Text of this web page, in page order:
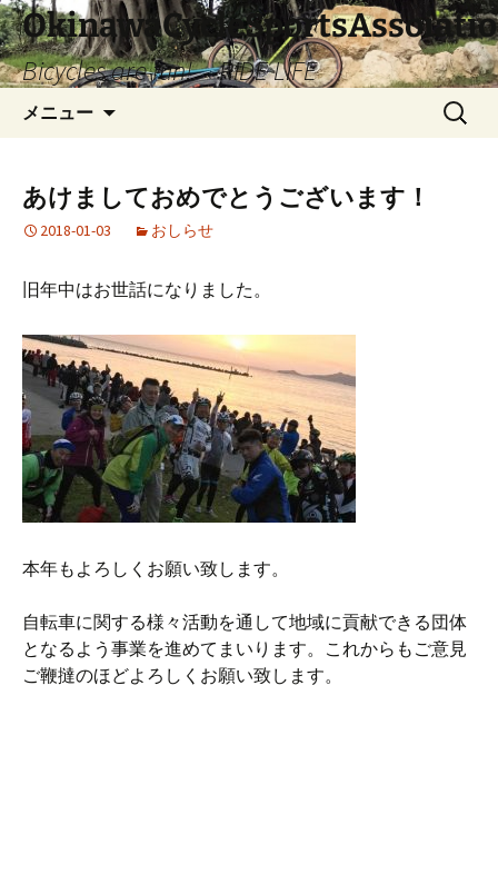
コ
ン
テ
ン
Bicycles are fun! RIDE LIFE
メニュー
検
索:
あけましておめでとうございます！
2018-01-03 おしらせ
旧年中はお世話になりました。
本年もよろしくお願い致します。
自転車に関する様々活動を通して地域に貢献できる団体
となるよう事業を進めてまいります。これからもご意見
ご鞭撻のほどよろしくお願い致します。